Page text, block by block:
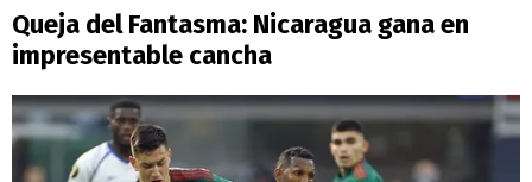
Queja del Fantasma: Nicaragua gana en
impresentable cancha